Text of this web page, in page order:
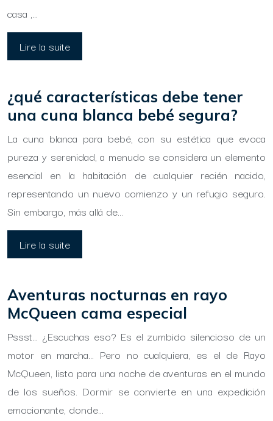
casa ,…
Lire la suite
¿qué características debe tener
una cuna blanca bebé segura?
La cuna blanca para bebé, con su estética que evoca
pureza y serenidad, a menudo se considera un elemento
esencial en la habitación de cualquier recién nacido,
representando un nuevo comienzo y un refugio seguro.
Sin embargo, más allá de…
Lire la suite
Aventuras nocturnas en rayo
McQueen cama especial
Pssst… ¿Escuchas eso? Es el zumbido silencioso de un
motor en marcha… Pero no cualquiera, es el de Rayo
McQueen, listo para una noche de aventuras en el mundo
de los sueños. Dormir se convierte en una expedición
emocionante, donde…